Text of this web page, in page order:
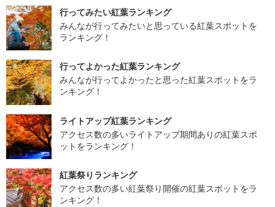
行ってみたい紅葉ランキング
みんなが行ってみたいと思っている紅葉スポットを
ランキング！
行ってよかった紅葉ランキング
みんなが行ってよかったと思った紅葉スポットをラ
ンキング！
ライトアップ紅葉ランキング
アクセス数の多いライトアップ期間ありの紅葉スポ
ットをランキング！
紅葉祭りランキング
アクセス数の多い紅葉祭り開催の紅葉スポットをラ
ンキング！